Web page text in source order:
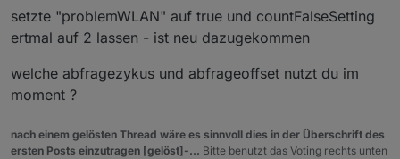
Ich probiere mal das neue Script.
setzte "problemWLAN" auf true und countFalseSetting
ertmal auf 2 lassen - ist neu dazugekommen
welche abfragezykus und abfrageoffset nutzt du im
moment ?
nach einem gelösten Thread wäre es sinnvoll dies in der Überschrift des
ersten Posts einzutragen [gelöst]-... Bitte benutzt das Voting rechts unten